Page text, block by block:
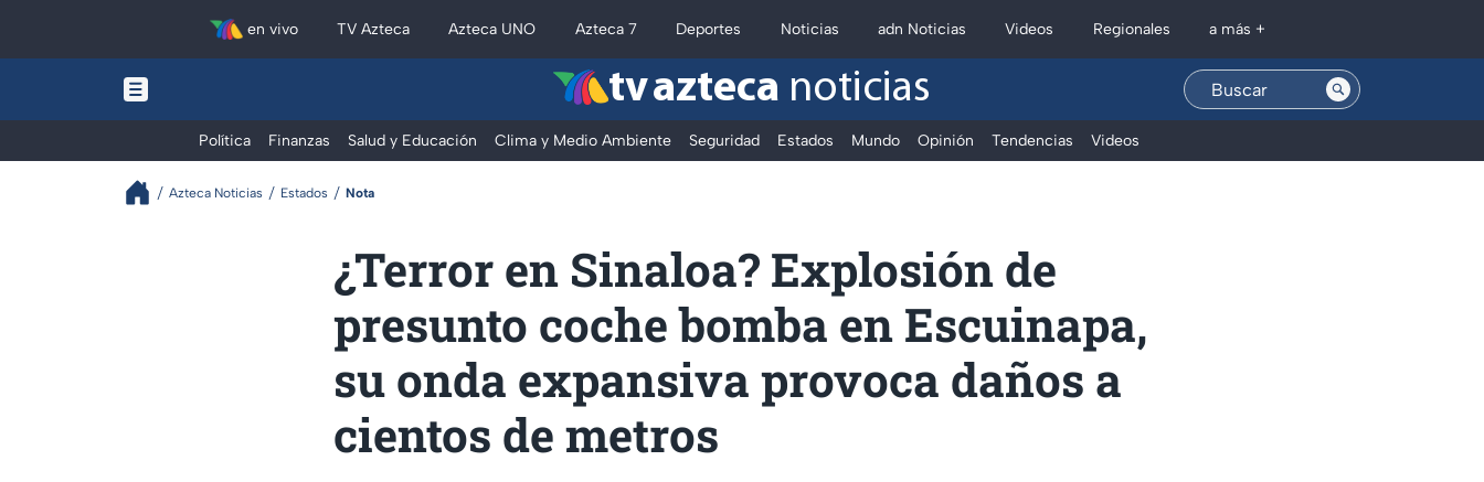
en vivo TV Azteca Azteca UNO Azteca 7 Deportes Noticias adn Noticias Videos Regionales a más +
tv azteca noticias
Política Finanzas Salud y Educación Clima y Medio Ambiente Seguridad Estados Mundo Opinión Tendencias Videos
Azteca Noticias Estados Nota
¿Terror en Sinaloa? Explosión de
presunto coche bomba en Escuinapa,
su onda expansiva provoca daños a
cientos de metros